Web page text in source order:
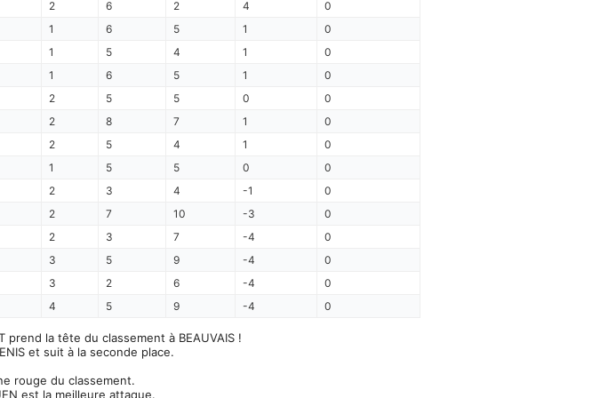
2 6 2 4
0
1 6 5 1
0
1 5 4 1
0
1 6 5 1
0
2 5 5 0
0
2 8 7 1
0
2 5 4 1
0
1 5 5 0
0
2 3 4 -1
0
2 7 10 -3
0
2 3 7 -4
0
3 5 9 -4
0
3 2 6 -4
0
4 5 9 -4 0
prend la tête du classement à BEAUVAIS !
et suit à la seconde place.
rouge du classement.
est la meilleure attaque.